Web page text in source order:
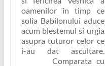
oamenilor în timp ce
solia Babilonului aduce
acum blestemul si urgia
asupra tuturor celor ce
i-au dat ascultare.
Comparata cu